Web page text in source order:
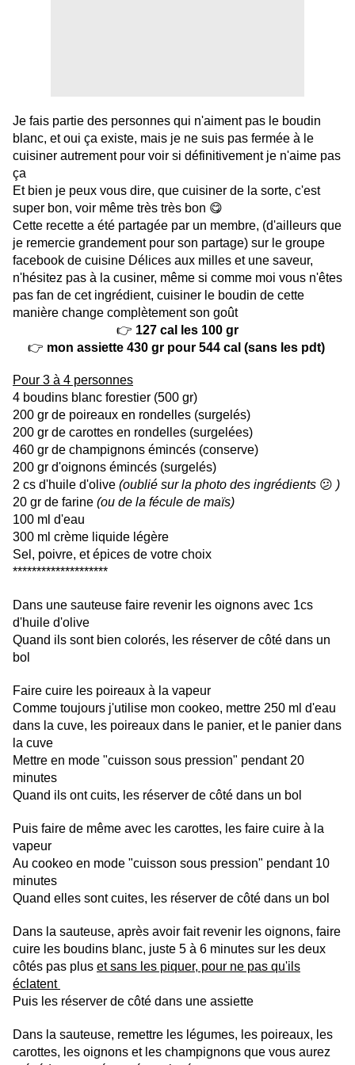
Je fais partie des personnes qui n'aiment pas le boudin
blanc, et oui ça existe, mais je ne suis pas fermée à le
cuisiner autrement pour voir si définitivement je n'aime pas
ça
Et bien je peux vous dire, que cuisiner de la sorte, c'est
super bon, voir même très très bon 😋
Cette recette a été partagée par un membre, (d'ailleurs que
je remercie grandement pour son partage) sur le groupe
facebook de cuisine Délices aux milles et une saveur,
n'hésitez pas à la cusiner, même si comme moi vous n'êtes
pas fan de cet ingrédient, cuisiner le boudin de cette
manière change complètement son goût
👉 127 cal les 100 gr
👉 mon assiette 430 gr pour 544 cal (sans les pdt)
Pour 3 à 4 personnes
4 boudins blanc forestier (500 gr)
200 gr de poireaux en rondelles (surgelés)
200 gr de carottes en rondelles (surgelées)
460 gr de champignons émincés (conserve)
200 gr d'oignons émincés (surgelés)
2 cs d'huile d'olive (oublié sur la photo des ingrédients 😕 )
20 gr de farine (ou de la fécule de maïs)
100 ml d'eau
300 ml crème liquide légère
Sel, poivre, et épices de votre choix
********************
Dans une sauteuse faire revenir les oignons avec 1cs
d'huile d'olive
Quand ils sont bien colorés, les réserver de côté dans un
bol
Faire cuire les poireaux à la vapeur
Comme toujours j'utilise mon cookeo, mettre 250 ml d'eau
dans la cuve, les poireaux dans le panier, et le panier dans
la cuve
Mettre en mode "cuisson sous pression" pendant 20
minutes
Quand ils ont cuits, les réserver de côté dans un bol
Puis faire de même avec les carottes, les faire cuire à la
vapeur
Au cookeo en mode "cuisson sous pression" pendant 10
minutes
Quand elles sont cuites, les réserver de côté dans un bol
Dans la sauteuse, après avoir fait revenir les oignons, faire
cuire les boudins blanc, juste 5 à 6 minutes sur les deux
côtés pas plus et sans les piquer, pour ne pas qu'ils
éclatent
Puis les réserver de côté dans une assiette
Dans la sauteuse, remettre les légumes, les poireaux, les
carottes, les oignons et les champignons que vous aurez